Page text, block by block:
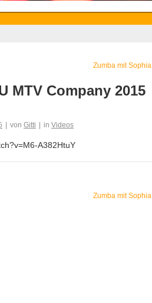
Zumba mit Sophia
MTV Company 2015
von Gitti in Videos
A382HtuY
Zumba mit Sophia